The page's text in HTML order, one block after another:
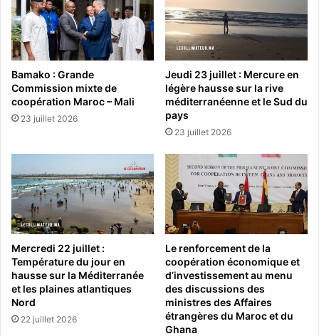
Bamako : Grande
Commission mixte de
coopération Maroc – Mali
23 juillet 2026
Jeudi 23 juillet : Mercure en
légère hausse sur la rive
méditerranéenne et le Sud du
pays
23 juillet 2026
Mercredi 22 juillet :
Température du jour en
hausse sur la Méditerranée
et les plaines atlantiques
Nord
22 juillet 2026
Le renforcement de la
coopération économique et
d’investissement au menu
des discussions des
ministres des Affaires
étrangères du Maroc et du
Ghana